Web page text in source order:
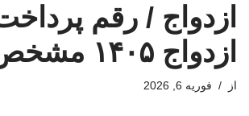
ازدواج / رقم
ازدواج ۱۴۰۵ مشخص شد
از فوریه 6, 2026